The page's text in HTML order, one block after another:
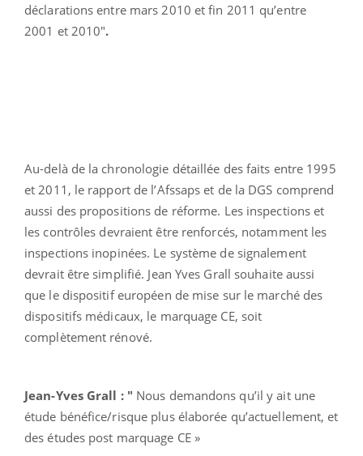
déclarations entre mars 2010 et fin 2011 qu’entre
2001 et 2010".
Au-delà de la chronologie détaillée des faits entre 1995
et 2011, le rapport de l’Afssaps et de la DGS comprend
aussi des propositions de réforme. Les inspections et
les contrôles devraient être renforcés, notamment les
inspections inopinées. Le système de signalement
devrait être simplifié. Jean Yves Grall souhaite aussi
que le dispositif européen de mise sur le marché des
dispositifs médicaux, le marquage CE, soit
complètement rénové.
Jean-Yves Grall : " Nous demandons qu’il y ait une
étude bénéfice/risque plus élaborée qu’actuellement, et
des études post marquage CE »